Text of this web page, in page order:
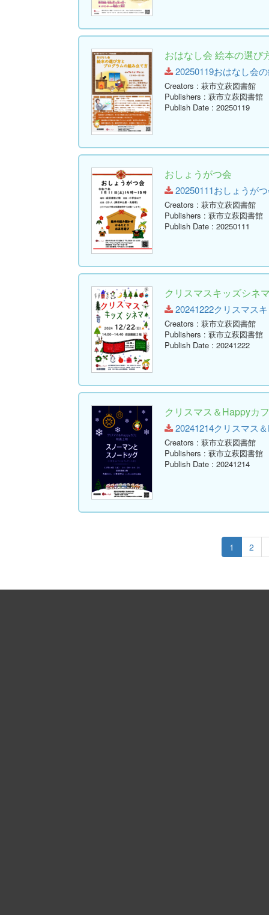
おはなし会 絵本の選び
20250119おはなし会
Creators : 萩市立萩図書館
Publishers : 萩市立萩図書館
Publish Date : 20250119
おしょうがつ会
20250111おしょうが
Creators : 萩市立萩図書館
Publishers : 萩市立萩図書館
Publish Date : 20250111
クリスマスキッズシネ
20241222クリスマス
Creators : 萩市立萩図書館
Publishers : 萩市立萩図書館
Publish Date : 20241222
クリスマス＆Happyカ
20241214クリスマス
Creators : 萩市立萩図書館
Publishers : 萩市立萩図書館
Publish Date : 20241214
1 2